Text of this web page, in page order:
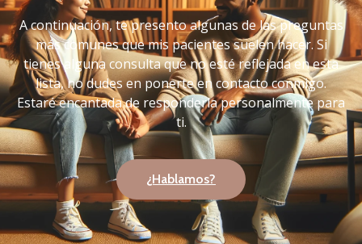
A continuación, te presento algunas de las preguntas
más comunes que mis pacientes suelen hacer. Si
tienes alguna consulta que no esté reflejada en esta
lista, no dudes en ponerte en contacto conmigo.
Estaré encantada de responderla personalmente para
ti.
¿Hablamos?